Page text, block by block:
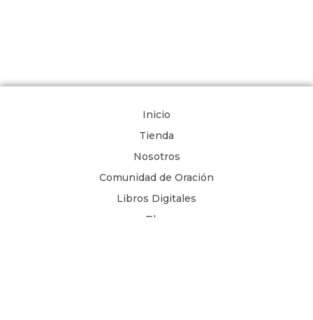
Inicio
Tienda
Nosotros
Comunidad de Oración
Libros Digitales
Blog